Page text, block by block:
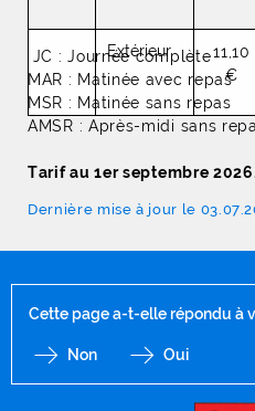
Extérieur
11,10
€
JC : Journée complète
MAR : Matinée avec repas
MSR : Matinée sans repas
AMSR : Après-midi sans
Tarif au 1er septembre
Dernière mise à jour le
Cette page a-t-elle répondu à
Non Oui